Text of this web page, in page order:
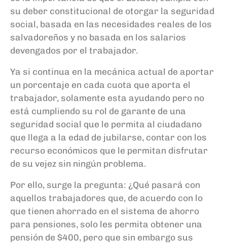
su deber constitucional de otorgar la seguridad
social, basada en las necesidades reales de los
salvadoreños y no basada en los salarios
devengados por el trabajador.
Ya si continua en la mecánica actual de aportar
un porcentaje en cada cuota que aporta el
trabajador, solamente esta ayudando pero no
está cumpliendo su rol de garante de una
seguridad social que le permita al ciudadano
que llega a la edad de jubilarse, contar con los
recurso económicos que le permitan disfrutar
de su vejez sin ningún problema.
Por ello, surge la pregunta: ¿Qué pasará con
aquellos trabajadores que, de acuerdo con lo
que tienen ahorrado en el sistema de ahorro
para pensiones, solo les permita obtener una
pensión de $400, pero que sin embargo sus